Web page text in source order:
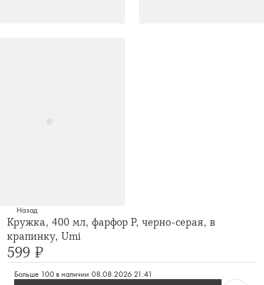
Назад
Кружка, 400 мл, фарфор P, черно-серая, в
крапинку, Umi
599 ₽
Больше 100 в наличии 08.08.2026 21:41